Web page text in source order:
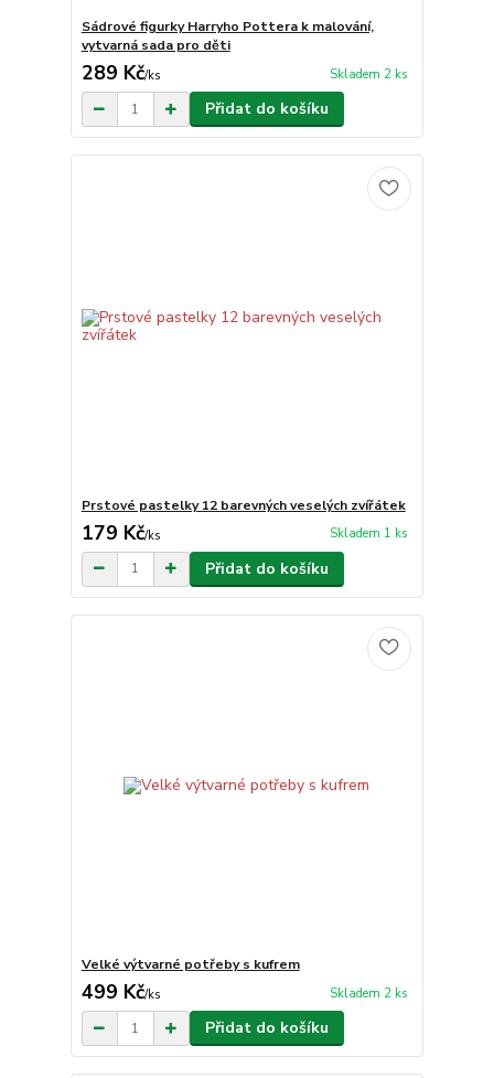
Sádrové figurky Harryho Pottera k malování,
vytvarná sada pro děti
289 Kč/ks Skladem 2 ks
Přidat do košíku
Prstové pastelky 12 barevných veselých zvířátek
179 Kč/ks Skladem 1 ks
Přidat do košíku
Velké výtvarné potřeby s kufrem
499 Kč/ks Skladem 2 ks
Přidat do košíku